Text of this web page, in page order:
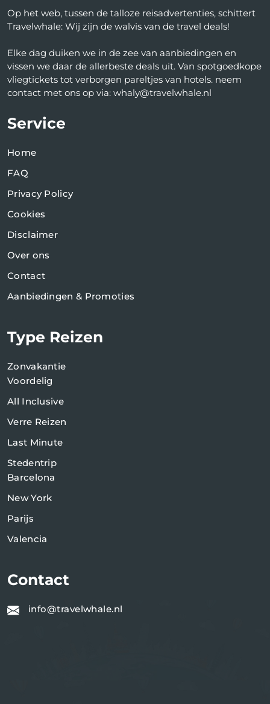
Op het web, tussen de talloze reisadvertenties, schittert
Travelwhale: Wij zijn de walvis van de travel deals!
Elke dag duiken we in de zee van aanbiedingen en
vissen we daar de allerbeste deals uit. Van spotgoedkope
vliegtickets tot verborgen pareltjes van hotels. neem
contact met ons op via: whaly@travelwhale.nl
Service
Home
FAQ
Privacy Policy
Cookies
Disclaimer
Over ons
Contact
Aanbiedingen & Promoties
Type Reizen
Zonvakantie
Voordelig
All Inclusive
Verre Reizen
Last Minute
Stedentrip
Barcelona
New York
Parijs
Valencia
Contact
info@travelwhale.nl